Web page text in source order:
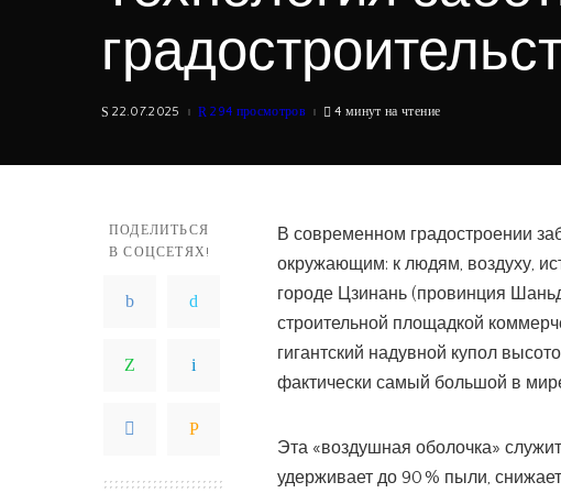
22.07.2025 294 просмотров 4 минут на чтение
ПОДЕЛИТЬСЯ
В СОЦСЕТЯХ!
В современном градостроении
окружающим: к людям, воздуху,
городе Цзинань (провинция
строительной площадкой
гигантский надувной купол
фактически самый большой в
Эта «воздушная оболочка»
удерживает до 90 % пыли,